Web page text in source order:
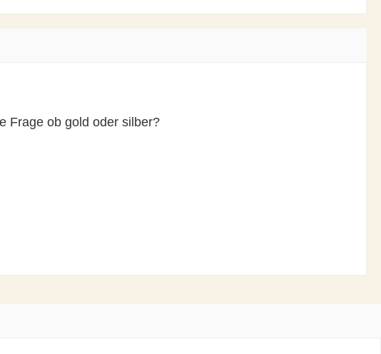
Frage ob gold oder silber?